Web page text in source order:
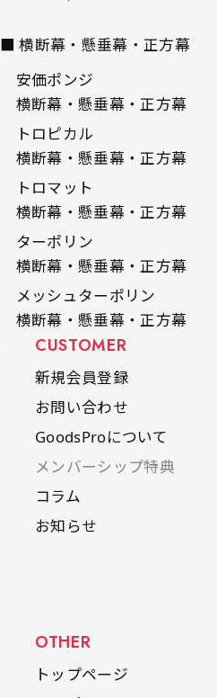
■ 横断幕・懸垂幕・正方幕
安価ポンジ
横断幕・懸垂幕・正方幕
トロピカル
横断幕・懸垂幕・正方幕
トロマット
横断幕・懸垂幕・正方幕
ターポリン
横断幕・懸垂幕・正方幕
メッシュターポリン
横断幕・懸垂幕・正方幕
CUSTOMER
新規会員登録
お問い合わせ
GoodsProについて
メンバーシップ特典
コラム
お知らせ
OTHER
トップページ